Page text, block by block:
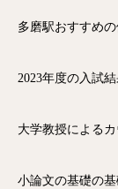
多磨駅おすすめ
2023年度の入試
大学教授による
小論文の基礎の基